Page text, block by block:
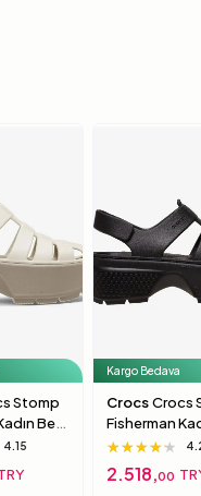
Stomp
Bej
40
4.15
Kargo Bedava
CrocsCrocs
Fisherman
Siyah
40
★★★★★
★★★★★
★★★★★
2.518,00